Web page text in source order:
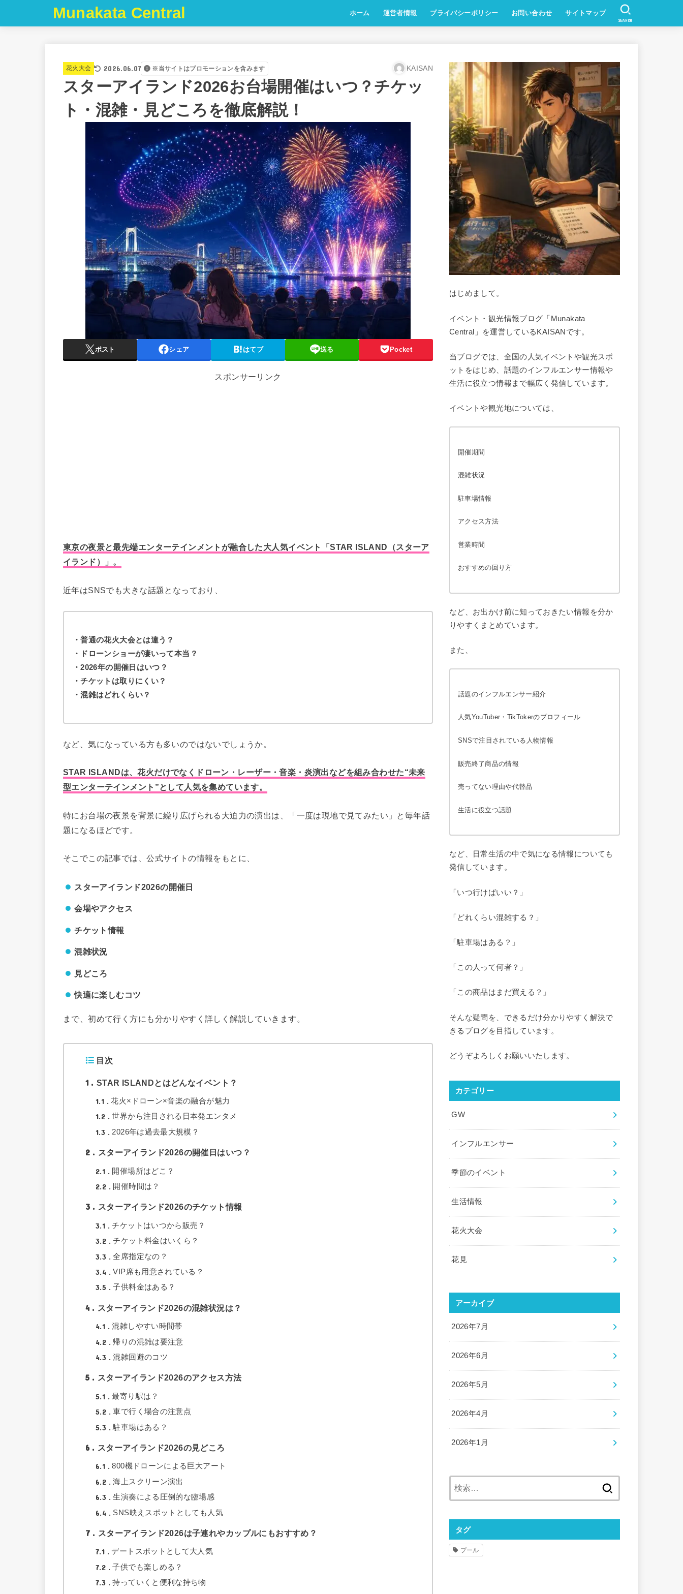
Munakata Central ホーム 運営者情報 プライバシーポリシー お問い合わせ サイトマップ
SEARCH
花火大会 2026.06.07 ※当サイトはプロモーションを含みます KAISAN
スターアイランド2026お台場開催はいつ？チケッ
ト・混雑・見どころを徹底解説！
ポスト シェア はてブ 送る Pocket
スポンサーリンク
東京の夜景と最先端エンターテインメントが融合した大人気イベント「STAR ISLAND（スターア
イランド）」。
近年はSNSでも大きな話題となっており、
・普通の花火大会とは違う？
・ドローンショーが凄いって本当？
・2026年の開催日はいつ？
・チケットは取りにくい？
・混雑はどれくらい？
など、気になっている方も多いのではないでしょうか。
STAR ISLANDは、花火だけでなくドローン・レーザー・音楽・炎演出などを組み合わせた“未来
型エンターテインメント”として人気を集めています。
特にお台場の夜景を背景に繰り広げられる大迫力の演出は、「一度は現地で見てみたい」と毎年話
題になるほどです。
そこでこの記事では、公式サイトの情報をもとに、
スターアイランド2026の開催日
会場やアクセス
チケット情報
混雑状況
見どころ
快適に楽しむコツ
まで、初めて行く方にも分かりやすく詳しく解説していきます。
目次
1 STAR ISLANDとはどんなイベント？
1.1 花火×ドローン×音楽の融合が魅力
1.2 世界から注目される日本発エンタメ
1.3 2026年は過去最大規模？
2 スターアイランド2026の開催日はいつ？
2.1 開催場所はどこ？
2.2 開催時間は？
3 スターアイランド2026のチケット情報
3.1 チケットはいつから販売？
3.2 チケット料金はいくら？
3.3 全席指定なの？
3.4 VIP席も用意されている？
3.5 子供料金はある？
4 スターアイランド2026の混雑状況は？
4.1 混雑しやすい時間帯
4.2 帰りの混雑は要注意
4.3 混雑回避のコツ
5 スターアイランド2026のアクセス方法
5.1 最寄り駅は？
5.2 車で行く場合の注意点
5.3 駐車場はある？
6 スターアイランド2026の見どころ
6.1 800機ドローンによる巨大アート
6.2 海上スクリーン演出
6.3 生演奏による圧倒的な臨場感
6.4 SNS映えスポットとしても人気
7 スターアイランド2026は子連れやカップルにもおすすめ？
7.1 デートスポットとして大人気
7.2 子供でも楽しめる？
7.3 持っていくと便利な持ち物
はじめまして。
イベント・観光情報ブログ「Munakata
Central」を運営しているKAISANです。
当ブログでは、全国の人気イベントや観光スポ
ットをはじめ、話題のインフルエンサー情報や
生活に役立つ情報まで幅広く発信しています。
イベントや観光地については、
開催期間
混雑状況
駐車場情報
アクセス方法
営業時間
おすすめの回り方
など、お出かけ前に知っておきたい情報を分か
りやすくまとめています。
また、
話題のインフルエンサー紹介
人気YouTuber・TikTokerのプロフィール
SNSで注目されている人物情報
販売終了商品の情報
売ってない理由や代替品
生活に役立つ話題
など、日常生活の中で気になる情報についても
発信しています。
「いつ行けばいい？」
「どれくらい混雑する？」
「駐車場はある？」
「この人って何者？」
「この商品はまだ買える？」
そんな疑問を、できるだけ分かりやすく解決で
きるブログを目指しています。
どうぞよろしくお願いいたします。
カテゴリー
GW
インフルエンサー
季節のイベント
生活情報
花火大会
花見
アーカイブ
2026年7月
2026年6月
2026年5月
2026年4月
2026年1月
タグ
プール